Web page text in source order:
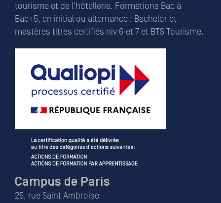
tourisme et de l’hôtellerie. Formations Bac à
Bac+5, en initial ou alternance : Bachelor et
mastères titres certifiés niv 6 et 7 et BTS Tourisme.
Campus de Paris
25, rue Saint Ambroise